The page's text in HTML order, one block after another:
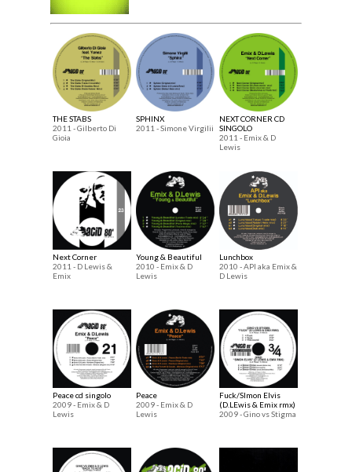
THE STABS
2011 - Gilberto Di
Gioia
SPHINX
2011 - Simone Virgilii
NEXT CORNER CD
SINGOLO
2011 - Emix & D
Lewis
Next Corner
2011 - D Lewis &
Emix
Young & Beautiful
2010 - Emix & D
Lewis
Lunchbox
2010 - API aka Emix &
D Lewis
Peace cd singolo
2009 - Emix & D
Lewis
Peace
2009 - Emix & D
Lewis
Fuck/SImon Elvis
(D.LEwis & Emix rmx)
2009 - Gino vs Stigma